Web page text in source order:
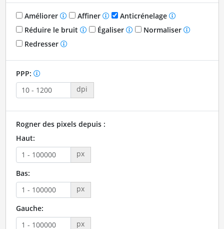
Améliorer Affiner
Anticrénelage
Réduire le bruit
Égaliser
Normaliser
Redresser
PPP:
dpi
Rogner des pixels depuis :
Haut:
px
Bas:
px
Gauche:
px